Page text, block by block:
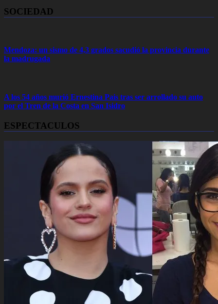
SOCIEDAD
Mendoza: un sismo de 4,3 grados sacudió la provincia durante
la madrugada
A los 54 años murió Ernestina Pais tras ser arrollado su auto
por el Tren de la Costa en San Isidro
ESPECTACULOS